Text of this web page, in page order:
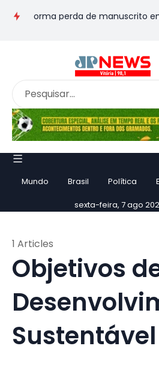
perda de manuscrito em
Mundo Brasil Política
sexta-feira, 7 ago
Objetivos
Sustentável
1 Articles